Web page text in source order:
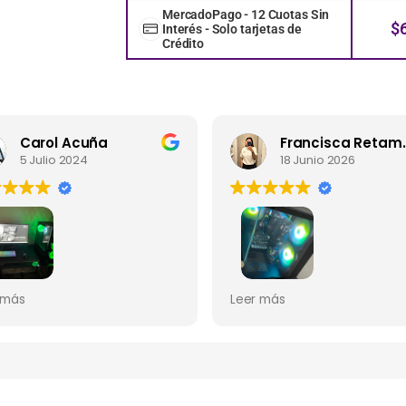
MercadoPago - 12 Cuotas Sin
Interés - Solo tarjetas de
Crédito
$
Carol Acuña
5 Julio 2024
servicio , el PC gamer
18 Junio 2026
La atención 10/10 y super
Leer más